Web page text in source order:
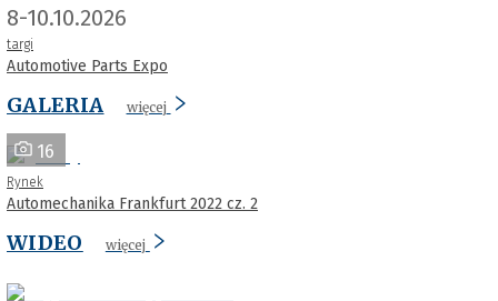
8-10.10.2026
targi
Automotive Parts Expo
GALERIA więcej
16
Rynek
Automechanika Frankfurt 2022 cz. 2
WIDEO więcej